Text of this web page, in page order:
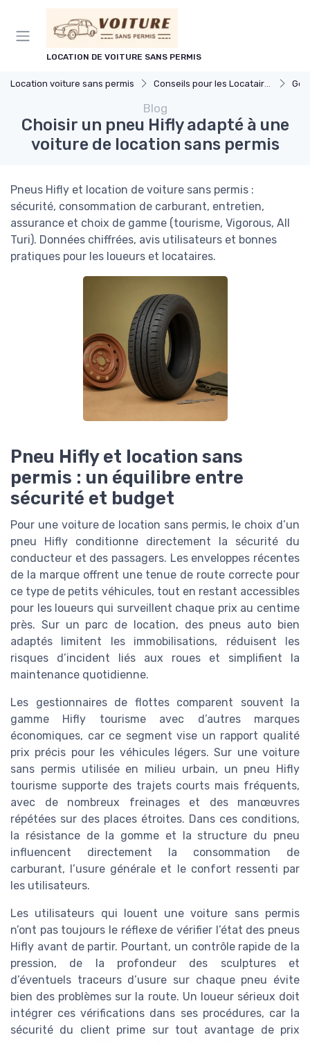
LOCATION DE VOITURE SANS PERMIS
Location voiture sans permis Conseils pour les Locataires
Blog
Choisir un pneu Hifly adapté à une
voiture de location sans permis
Pneus Hifly et location de voiture sans permis :
sécurité, consommation de carburant, entretien,
assurance et choix de gamme (tourisme, Vigorous, All
Turi). Données chiffrées, avis utilisateurs et bonnes
pratiques pour les loueurs et locataires.
Pneu Hifly et location sans
permis : un équilibre entre
sécurité et budget
Pour une voiture de location sans permis, le choix d’un
pneu Hifly conditionne directement la sécurité du
conducteur et des passagers. Les enveloppes récentes
de la marque offrent une tenue de route correcte pour
ce type de petits véhicules, tout en restant accessibles
pour les loueurs qui surveillent chaque prix au centime
près. Sur un parc de location, des pneus auto bien
adaptés limitent les immobilisations, réduisent les
risques d’incident liés aux roues et simplifient la
maintenance quotidienne.
Les gestionnaires de flottes comparent souvent la
gamme Hifly tourisme avec d’autres marques
économiques, car ce segment vise un rapport qualité
prix précis pour les véhicules légers. Sur une voiture
sans permis utilisée en milieu urbain, un pneu Hifly
tourisme supporte des trajets courts mais fréquents,
avec de nombreux freinages et des manœuvres
répétées sur des places étroites. Dans ces conditions,
la résistance de la gomme et la structure du pneu
influencent directement la consommation de
carburant, l’usure générale et le confort ressenti par
les utilisateurs.
Les utilisateurs qui louent une voiture sans permis
n’ont pas toujours le réflexe de vérifier l’état des pneus
Hifly avant de partir. Pourtant, un contrôle rapide de la
pression, de la profondeur des sculptures et
d’éventuels traceurs d’usure sur chaque pneu évite
bien des problèmes sur la route. Un loueur sérieux doit
intégrer ces vérifications dans ses procédures, car la
sécurité du client prime sur tout avantage de prix